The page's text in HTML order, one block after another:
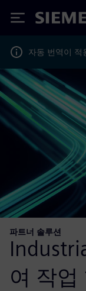
Siemens
자동 번역이 적
파트너 솔루션
여 작업